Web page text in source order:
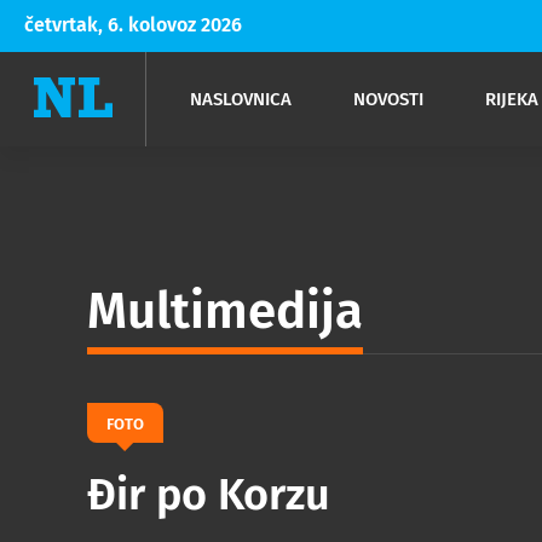
četvrtak, 6. kolovoz 2026
NASLOVNICA NOVOSTI
Rijeka Opatija
NK
Moda
Kultura
Multimedija
FOTO
Đir po Korzu